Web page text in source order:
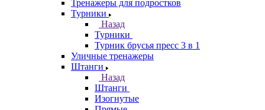
Тренажеры для подростков
Турники
Назад
Турники
Турник брусья пресс 3 в 1
Уличные тренажеры
Штанги
Назад
Штанги
Изогнутые